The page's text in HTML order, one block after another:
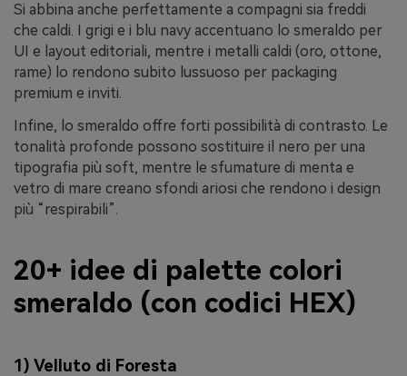
Si abbina anche perfettamente a compagni sia freddi
che caldi. I grigi e i blu navy accentuano lo smeraldo per
UI e layout editoriali, mentre i metalli caldi (oro, ottone,
rame) lo rendono subito lussuoso per packaging
premium e inviti.
Infine, lo smeraldo offre forti possibilità di contrasto. Le
tonalità profonde possono sostituire il nero per una
tipografia più soft, mentre le sfumature di menta e
vetro di mare creano sfondi ariosi che rendono i design
più “respirabili”.
20+ idee di palette colori
smeraldo (con codici HEX)
1) Velluto di Foresta